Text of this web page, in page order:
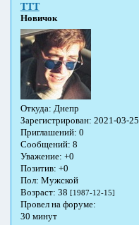
TTT
Новичок
Откуда: Днепр
Зарегистрирован: 2021-03-25
Приглашений: 0
Сообщений: 8
Уважение: +0
Позитив: +0
Пол: Мужской
Возраст: 38 [1987-12-15]
Провел на форуме:
30 минут